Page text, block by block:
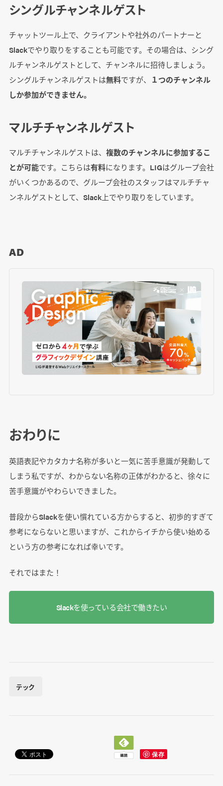
シングルチャンネルゲスト
チャットツール上で、クライアントや社外のパートナーと
Slackでやり取りをすることも可能です。その場合は、シング
ルチャンネルゲストとして、チャンネルに招待しましょう。
シングルチャンネルゲストは無料ですが、
１つのチャンネル
しか参加ができません。
マルチチャンネルゲスト
マルチチャンネルゲストは、 複数のチャンネルに参加するこ
とが可能です。こちらは有料になります。LIGはグループ会社
がいくつかあるので、グループ会社のスタッフはマルチチャ
ンネルゲストとして、Slack上でやり取りをしています。
AD
おわりに
英語表記やカタカナ名称が多いと一気に苦手意識が発動して
しまう私ですが、わからない名称の正体がわかると、徐々に
苦手意識がやわらいできました。
普段からSlackを使い慣れている方からすると、初歩的すぎて
参考にならないと思いますが、これからイチから使い始める
という方の参考になれば幸いです。
それではまた！
Slackを使っている会社で働きたい
テック